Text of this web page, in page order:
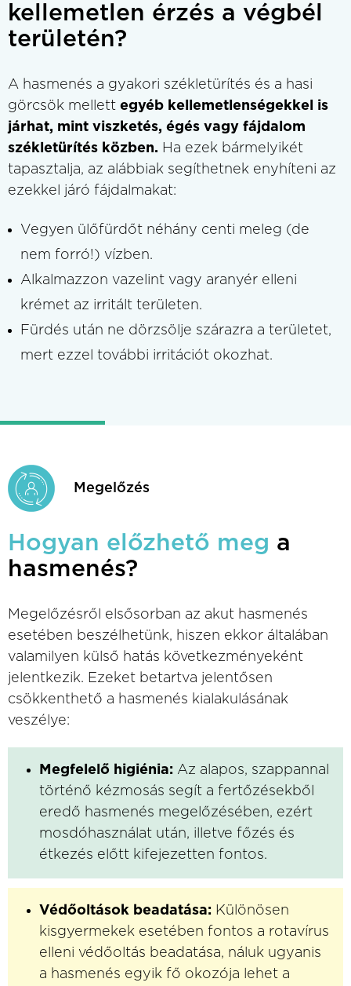
kellemetlen érzés a végbél
területén?
A hasmenés a gyakori székletürítés és a hasi
görcsök mellett egyéb kellemetlenségekkel is
járhat, mint viszketés, égés vagy fájdalom
székletürítés közben. Ha ezek bármelyikét
tapasztalja, az alábbiak segíthetnek enyhíteni az
ezekkel járó fájdalmakat:
Vegyen ülőfürdőt néhány centi meleg (de
nem forró!) vízben.
Alkalmazzon vazelint vagy aranyér elleni
krémet az irritált területen.
Fürdés után ne dörzsölje szárazra a területet,
mert ezzel további irritációt okozhat.
Megelőzés
Hogyan előzhető meg a
hasmenés?
Megelőzésről elsősorban az akut hasmenés
esetében beszélhetünk, hiszen ekkor általában
valamilyen külső hatás következményeként
jelentkezik. Ezeket betartva jelentősen
csökkenthető a hasmenés kialakulásának
veszélye:
Megfelelő higiénia: Az alapos, szappannal
történő kézmosás segít a fertőzésekből
eredő hasmenés megelőzésében, ezért
mosdóhasználat után, illetve főzés és
étkezés előtt kifejezetten fontos.
Védőoltások beadatása: Különösen
kisgyermekek esetében fontos a rotavírus
elleni védőoltás beadatása, náluk ugyanis
a hasmenés egyik fő okozója lehet a